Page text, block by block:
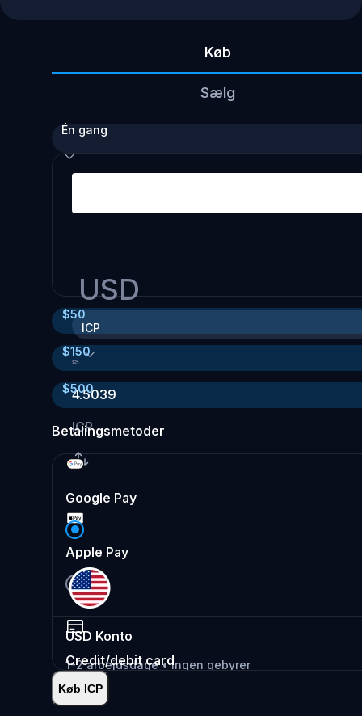
Køb
Sælg
Én gang
USD
ICP
≈
4.5039
ICP
$50
$150
$500
Betalingsmetoder
Google Pay
Apple Pay
USD Konto
1-2 arbejdsdage • Ingen gebyrer
Indsæt
Credit/debit card
Øjeblikkelig
Køb ICP